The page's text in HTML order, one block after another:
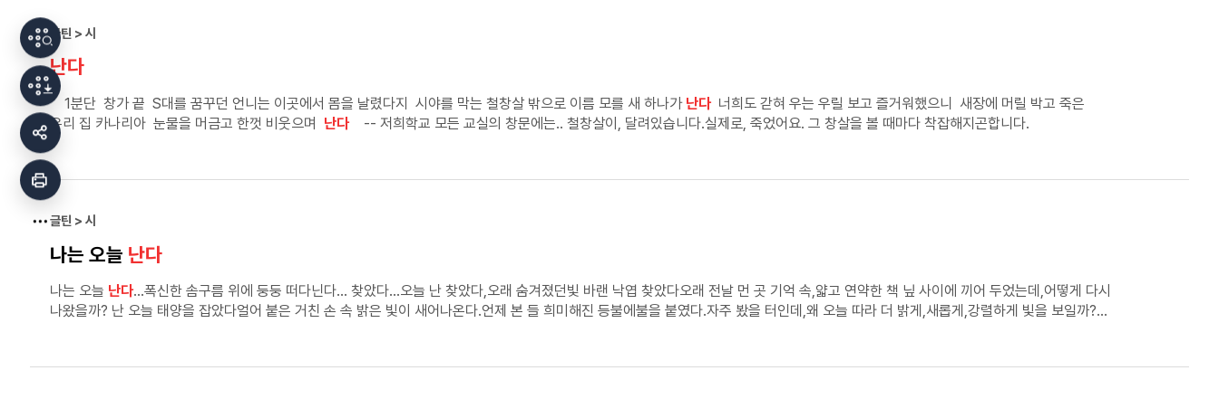
글틴 > 시
난다
1분단 창가 끝 S대를 꿈꾸던 언니는 이곳에서 몸을 날렸다지 시야를 막는 철창살 밖으로 이름 모를 새 하나가 난다너희도 갇혀 우는 우릴 보고 즐거워했으니 새장에 머릴 박고 죽은
우리 집 카나리아 눈물을 머금고 한껏 비웃으며 난다-- 저희학교 모든 교실의 창문에는.. 철창살이, 달려있습니다.실제로, 죽었어요. 그 창살을 볼 때마다 착잡해지곤합니다.
글틴 > 시
나는 오늘 난다
나는 오늘 난다…폭신한 솜구름 위에 둥둥 떠다닌다… 찾았다…오늘 난 찾았다,오래 숨겨졌던빛 바랜 낙엽 찾았다오래 전날 먼 곳 기억 속,얇고 연약한 책 닢 사이에 끼어 두었는데,어떻게 다시
나왔을까? 난 오늘 태양을 잡았다얼어 붙은 거친 손 속 밝은 빛이 새어나온다.언제 본 들 희미해진 등불에불을 붙였다.자주 봤을 터인데,왜 오늘 따라 더 밝게,새롭게,강렬하게 빛을 보일까?